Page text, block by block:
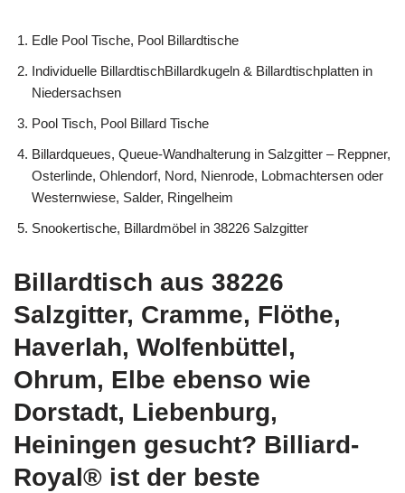
Edle Pool Tische, Pool Billardtische
Individuelle BillardtischBillardkugeln & Billardtischplatten in
Niedersachsen
Pool Tisch, Pool Billard Tische
Billardqueues, Queue-Wandhalterung in Salzgitter – Reppner,
Osterlinde, Ohlendorf, Nord, Nienrode, Lobmachtersen oder
Westernwiese, Salder, Ringelheim
Snookertische, Billardmöbel in 38226 Salzgitter
Billardtisch aus 38226
Salzgitter, Cramme, Flöthe,
Haverlah, Wolfenbüttel,
Ohrum, Elbe ebenso wie
Dorstadt, Liebenburg,
Heiningen gesucht? Billiard-
Royal® ist der beste